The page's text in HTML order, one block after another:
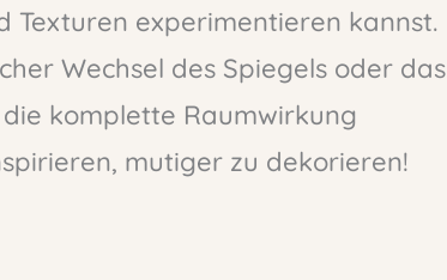
Texturen experimentieren kannst.
Wechsel des Spiegels oder das
komplette Raumwirkung
mutiger zu dekorieren!